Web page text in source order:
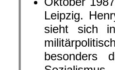
Leipzig.
sieht sich
besonders